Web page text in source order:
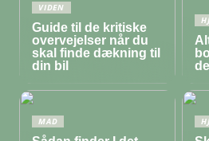
VIDEN
Guide til de kritiske
overvejelser når du
skal finde dækning til
din bil
MAD